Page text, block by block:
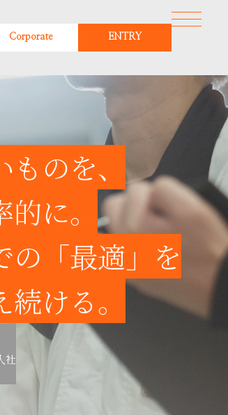
Corporate ENTRY
のを、
に。
の「最適」を
ける。
社